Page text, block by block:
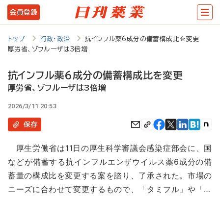
メ
イ
コ
ン
テ
ツ
に
動
会員登録
トップ 行政・政治
抗インフル薬6成分の備蓄構成比を変更
厚労省、ゾフルーザは3倍増
抗インフル薬6成分の備蓄構成比を変更
厚労省、ゾフルーザは3倍増
2026/3/11 20:53
保存
厚生労働省は11日の厚生科学審議会感染症部会に、国
などが備蓄する抗インフルエンザウイルス薬6成分の備
蓄量の構成比を変更する案を諮り、了承された。市場の
ニーズに合わせて変更するもので、「タミフル」や「…